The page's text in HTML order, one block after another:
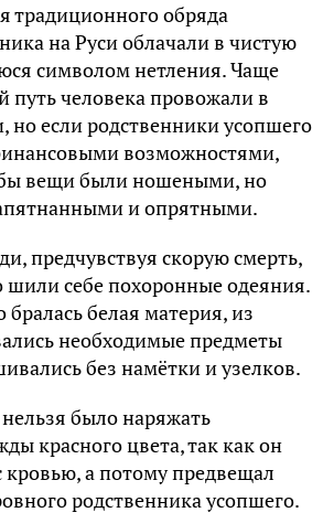
традиционного обряда
на Руси облачали в чистую
символом нетления. Чаще
путь человека провожали в
но если родственники усопшего
возможностями,
вещи были ношеными, но
и опрятными.
предчувствуя скорую смерть,
шили себе похоронные одеяния.
белая материя, из
необходимые предметы
без намётки и узелков.
было наряжать
красного цвета, так как он
кровью, а потому предвещал
родственника усопшего.